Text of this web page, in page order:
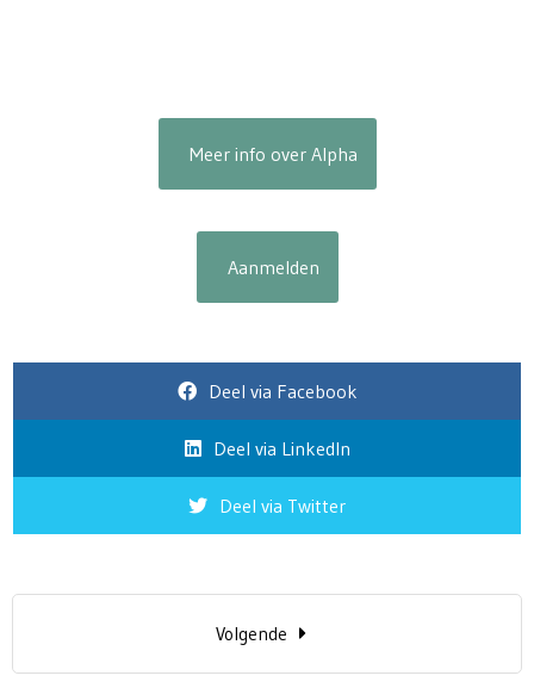
Meer info over Alpha
Aanmelden
Deel via Facebook
Deel via LinkedIn
Deel via Twitter
Volgende